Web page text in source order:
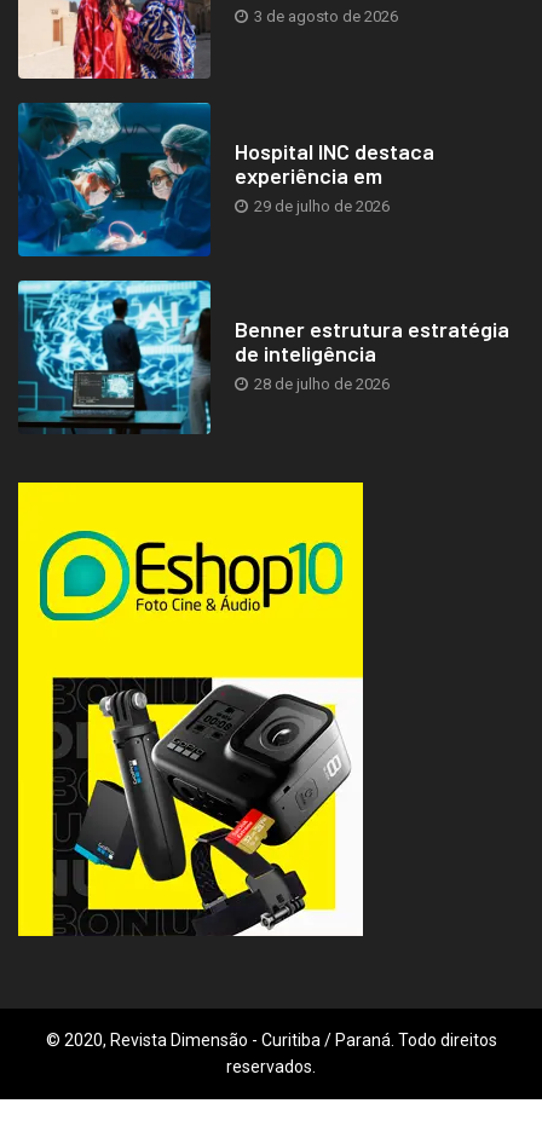
3 de agosto de 2026
Hospital INC destaca
experiência em
29 de julho de 2026
Benner estrutura estratégia
de inteligência
28 de julho de 2026
© 2020, Revista Dimensão - Curitiba / Paraná. Todo direitos
reservados.